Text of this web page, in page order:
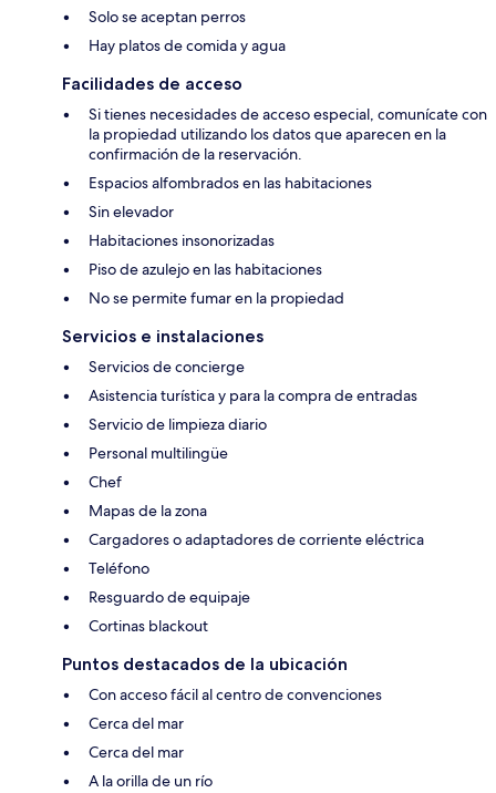
Solo se aceptan perros
Hay platos de comida y agua
Facilidades de acceso
Si tienes necesidades de acceso especial, comunícate con
la propiedad utilizando los datos que aparecen en la
confirmación de la reservación.
Espacios alfombrados en las habitaciones
Sin elevador
Habitaciones insonorizadas
Piso de azulejo en las habitaciones
No se permite fumar en la propiedad
Servicios e instalaciones
Servicios de concierge
Asistencia turística y para la compra de entradas
Servicio de limpieza diario
Personal multilingüe
Chef
Mapas de la zona
Cargadores o adaptadores de corriente eléctrica
Teléfono
Resguardo de equipaje
Cortinas blackout
Puntos destacados de la ubicación
Con acceso fácil al centro de convenciones
Cerca del mar
Cerca del mar
A la orilla de un río